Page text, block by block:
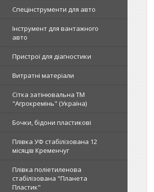
Спецінструменти для авто
Інструмент для вантажного
авто
Пристрої для діагностики
Витратні матеріали
Сітка затінювальна ТМ
"Агрокремінь" (Україна)
Бочки, бідони пластикові
Плівка УФ стабілізована 12
місяців Кременчуг
Плівка поліетиленова
стабілізована "Планета
Пластик"